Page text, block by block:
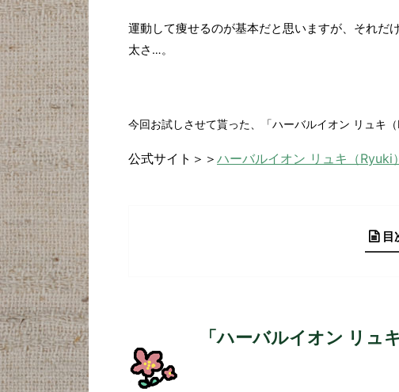
運動して痩せるのが基本だと思いますが、それだ
太さ …。
今回お試しさせて貰った、「ハーバルイオン リュキ（
公式サイト＞＞ ハーバルイオン リュキ（Ryuki）
目
「ハーバルイオン リュ